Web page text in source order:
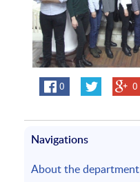
0 0
Navigations
About the department